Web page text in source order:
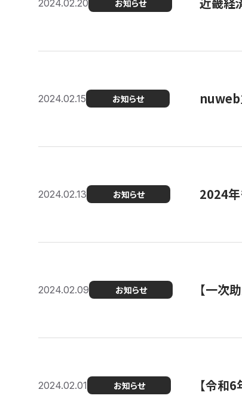
2024.02.20 お知らせ
2024.02.15 お知らせ nuweb
2024.02.13 お知らせ 2024年
2024.02.09 お知らせ 【一次
2024.02.01 お知らせ 【令和